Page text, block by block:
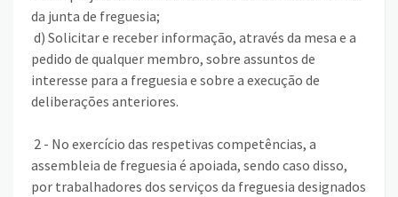
da junta de freguesia;
d) Solicitar e receber informação, através da mesa e a
pedido de qualquer membro, sobre assuntos de
interesse para a freguesia e sobre a execução de
deliberações anteriores.
2 - No exercício das respetivas competências, a
assembleia de freguesia é apoiada, sendo caso disso,
por trabalhadores dos serviços da freguesia designados